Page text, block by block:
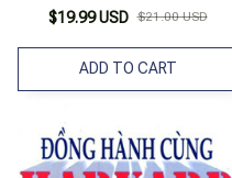
$19.99 USD $21.00 USD
ADD TO CART